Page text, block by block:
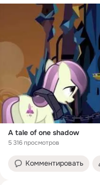
A tale of one shadow
5 316 просмотров
Комментировать